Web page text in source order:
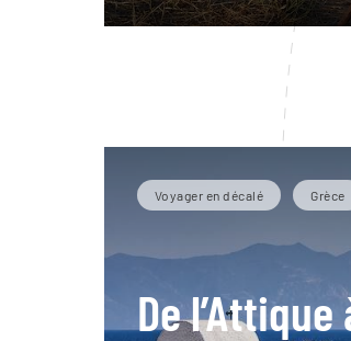
Voyager en décalé Grèce
De